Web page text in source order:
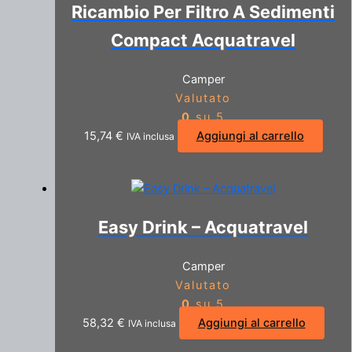
Ricambio Per Filtro A Sedimenti
Compact Acquatravel
Camper
Valutato
0su 5
15,74 € IVA inclusa Aggiungi al carrello
Easy Drink – Acquatravel
Camper
Valutato
0su 5
58,32 € IVA inclusa Aggiungi al carrello